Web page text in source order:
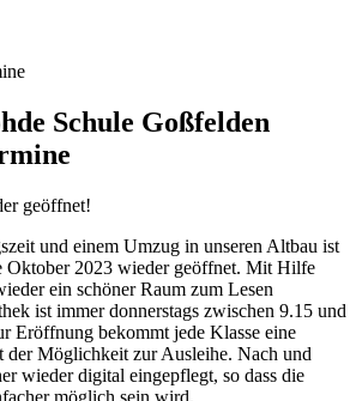
geöffnet!
und einem Umzug in unseren Altbau ist
2023 wieder geöffnet. Mit Hilfe
ein schöner Raum zum Lesen
ist immer donnerstags zwischen 9.15 und
Eröffnung bekommt jede Klasse eine
Möglichkeit zur Ausleihe. Nach und
wieder digital eingepflegt, so dass die
möglich sein wird.